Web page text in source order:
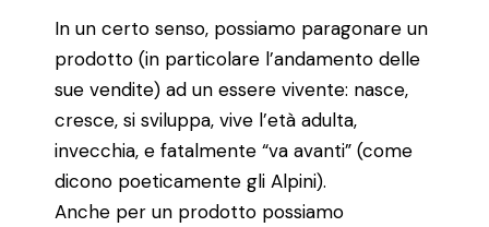
In un certo senso, possiamo paragonare un
prodotto (in particolare l’andamento delle
sue vendite) ad un essere vivente: nasce,
cresce, si sviluppa, vive l’età adulta,
invecchia, e fatalmente “va avanti” (come
dicono poeticamente gli Alpini).
Anche per un prodotto possiamo